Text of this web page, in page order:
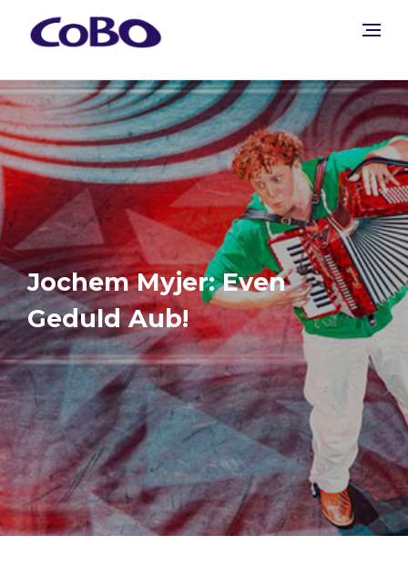
Jochem Myjer: Even
Geduld Aub!